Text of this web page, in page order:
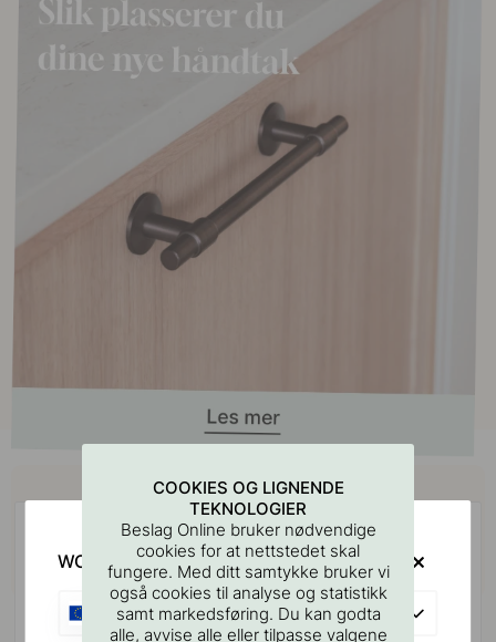
Kjøp sammen med
COOKIES OG LIGNENDE
TEKNOLOGIER
Beslag Online bruker nødvendige
cookies for at nettstedet skal
fungere. Med ditt samtykke bruker vi
også cookies til analyse og statistikk
samt markedsføring. Du kan godta
alle, avvise alle eller tilpasse valgene
WOULD YOU RATHER VISIT?
EU